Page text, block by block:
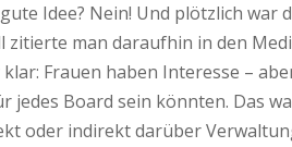
Idee? Nein! Und plötzlich war
man daraufhin in den
Frauen haben Interesse –
Board sein könnten. Das
oder indirekt darüber